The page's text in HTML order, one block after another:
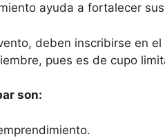
ayuda a fortalecer
deben inscribirse en el
pues es de cupo
son: